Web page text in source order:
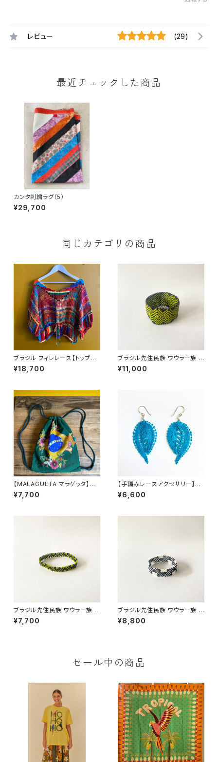
レビュー (29)
最近チェックした商品
カンタ刺繍ラグ（5）
¥29,700
同じカテゴリの商品
ブラジル フィレレース【トップス
22】
¥18,700
ブラジル先住民族 ワウラー族 ビ
ーズブレスレット 3.7cm幅 内周
17cm
¥11,000
【MALAGUETA マラゲッタ】ナッ
プサック
¥7,700
【手編みレースアクセサリー】ピ
アス& イヤリング ボビンレース
ボタニカル ターコイズ
¥6,600
ブラジル先住民族 ワウラー族 ビ
ーズブレスレット 1cm幅 内周17
cm
¥7,700
ブラジル先住民族 ワウラー族 ビ
ーズブレスレット 1.5cm幅 内周
15cm
¥8,800
セール中の商品